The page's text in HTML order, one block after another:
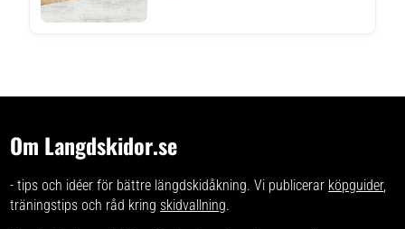
Om Langdskidor.se
- tips och idéer för bättre längdskidåkning. Vi publicerar köpguider,
träningstips och råd kring skidvallning.